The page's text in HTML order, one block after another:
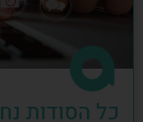
כל הסודות